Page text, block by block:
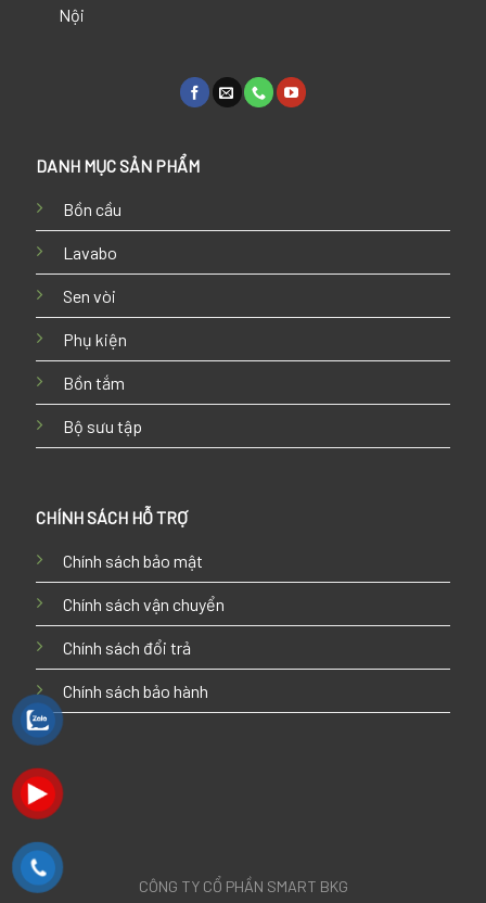
Nội
DANH MỤC SẢN PHẨM
Bồn cầu
Lavabo
Sen vòi
Phụ kiện
Bồn tắm
Bộ sưu tập
CHÍNH SÁCH HỖ TRỢ
Chính sách bảo mật
Chính sách vận chuyển
Chính sách đổi trả
Chính sách bảo hành
CÔNG TY CỔ PHẦN SMART BKG